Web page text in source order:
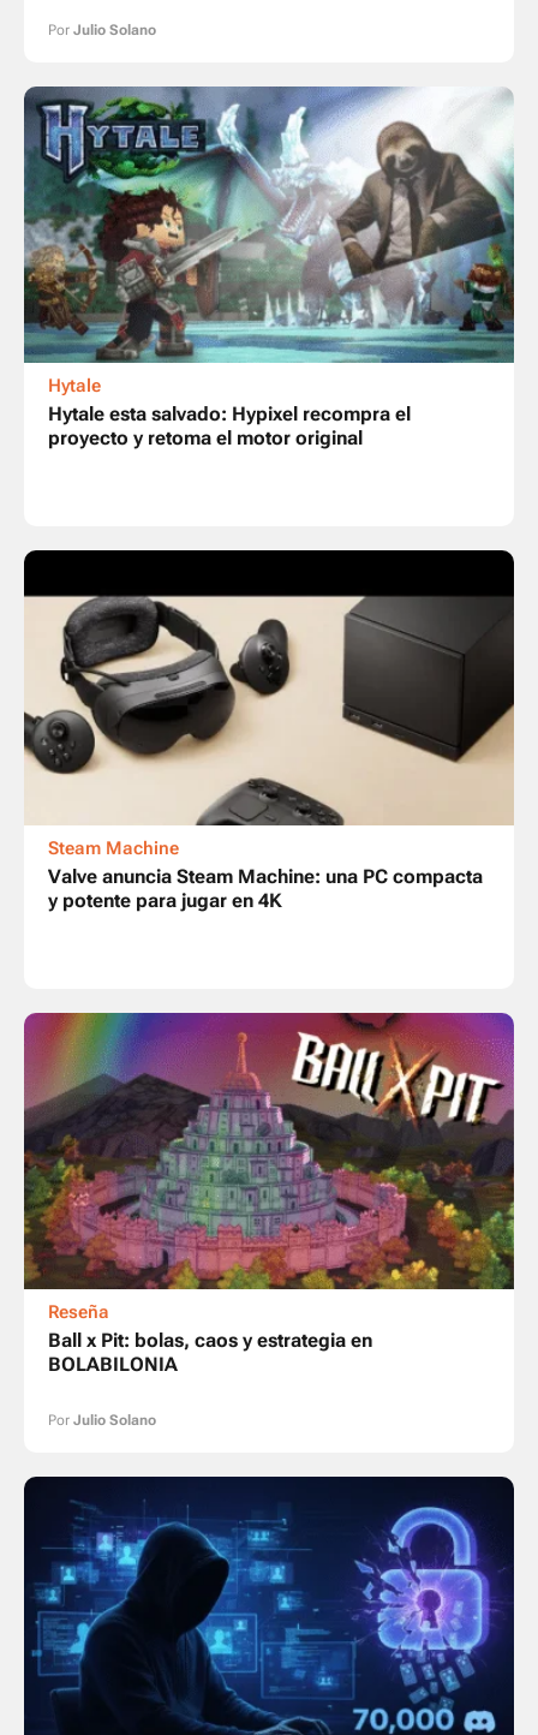
Por Julio Solano
Hytale
Hytale esta salvado: Hypixel recompra el
proyecto y retoma el motor original
Steam Machine
Valve anuncia Steam Machine: una PC compacta
y potente para jugar en 4K
Reseña
Ball x Pit: bolas, caos y estrategia en
BOLABILONIA
Por Julio Solano